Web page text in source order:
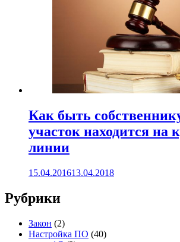
Как быть
участок находится на
линии
15.04.201613.04.2018
Рубрики
Закон (2)
Настройка ПО (40)